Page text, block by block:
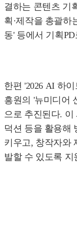
결하는 콘텐츠 기
획·제작을 총괄하
동' 등에서 기획
한편 '2026 AI 하
흥원의 '뉴미디어
으로 추진된다. 이
덕션 등을 활용해
키우고, 창작자와
발할 수 있도록